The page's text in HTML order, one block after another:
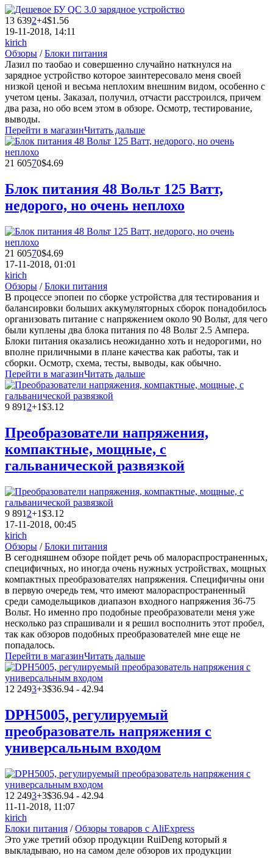
13 6392+4$1.56
19-11-2018, 14:11
kirich
Обзоры /Блоки питания
Лазил по таобао и совершенно случайно наткнулся на
зарядное устройство которое заинтересовало меня своей
низкой ценой и весьма неплохим внешним видом, особенно с
учетом цены. Заказал, получил, отчасти расстроился, причем
два раза, но обо всем этом в обзоре. Осмотр, тестирование,
выводы.
Перейти в магазинЧитать дальше
21 60570$4.69
Блок питания 48 Вольт 125 Ватт,
недорого, но очень неплохо
21 60570$4.69
17-11-2018, 01:01
kirich
Обзоры /Блоки питания
В процессе эпопеи по сборке устройства для тестирования и
балансировки больших аккумуляторных сборок понадобилось
организовать питание с напряжением около 90 Вольт, для чего
были куплены два блока питания по 48 Вольт 2.5 Ампера.
Блоки питания оказались неожиданно хоть и недорогими, но
вполне приличными в плане качества как работы, так и
сборки. Осмотр, схема, тесты, выводы, как обычно.
Перейти в магазинЧитать дальше
9 891 2+1$3.12
Преобразователи напряжения,
компактные, мощные, с
гальванической развязкой
9 891 2+1$3.12
17-11-2018, 00:45
kirich
Обзоры /Блоки питания
В сегодняшнем обзоре пойдет речь об малораспространенных,
специфичных, но иногда очень нужных устройствах, мощных
компактных преобразователях напряжения. Специфичны они
в первую очередь тем, что имеют малораспространенный
среди самодельщиков диапазон входного напряжения 36-75
Вольт. Но именно про подобные преобразователи меня уже
несколько раз спрашивали и я решил восполнить этот пробел,
так как обзоров подобных преобразователей мне еще не
попадалось.
Перейти в магазинЧитать дальше
12 2493+3$36.94 - 42.94
DPH5005, регулируемый
преобразователь напряжения с
универсальным входом
12 2493+3$36.94 - 42.94
11-11-2018, 11:07
kirich
Блоки питания /Обзоры товаров с AliExpress
Это уже третий обзор продукции RuiDeng который я
выкладываю, но на самом деле обзоров их продукции